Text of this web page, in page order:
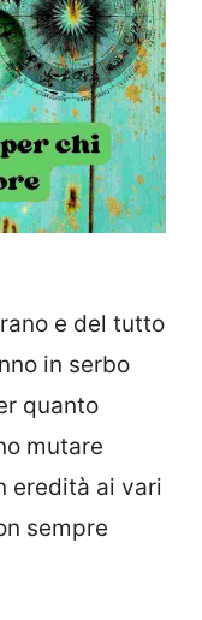
e del tutto
in serbo
quanto
mutare
eredità ai vari
sempre